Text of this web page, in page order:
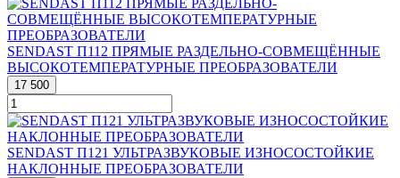
SENDAST П112 ПРЯМЫЕ РАЗДЕЛЬНО-СОВМЕЩЁННЫЕ
ВЫСОКОТЕМПЕРАТУРНЫЕ ПРЕОБРАЗОВАТЕЛИ
17 500
SENDAST П121 УЛЬТРАЗВУКОВЫЕ ИЗНОСОСТОЙКИЕ
НАКЛОННЫЕ ПРЕОБРАЗОВАТЕЛИ